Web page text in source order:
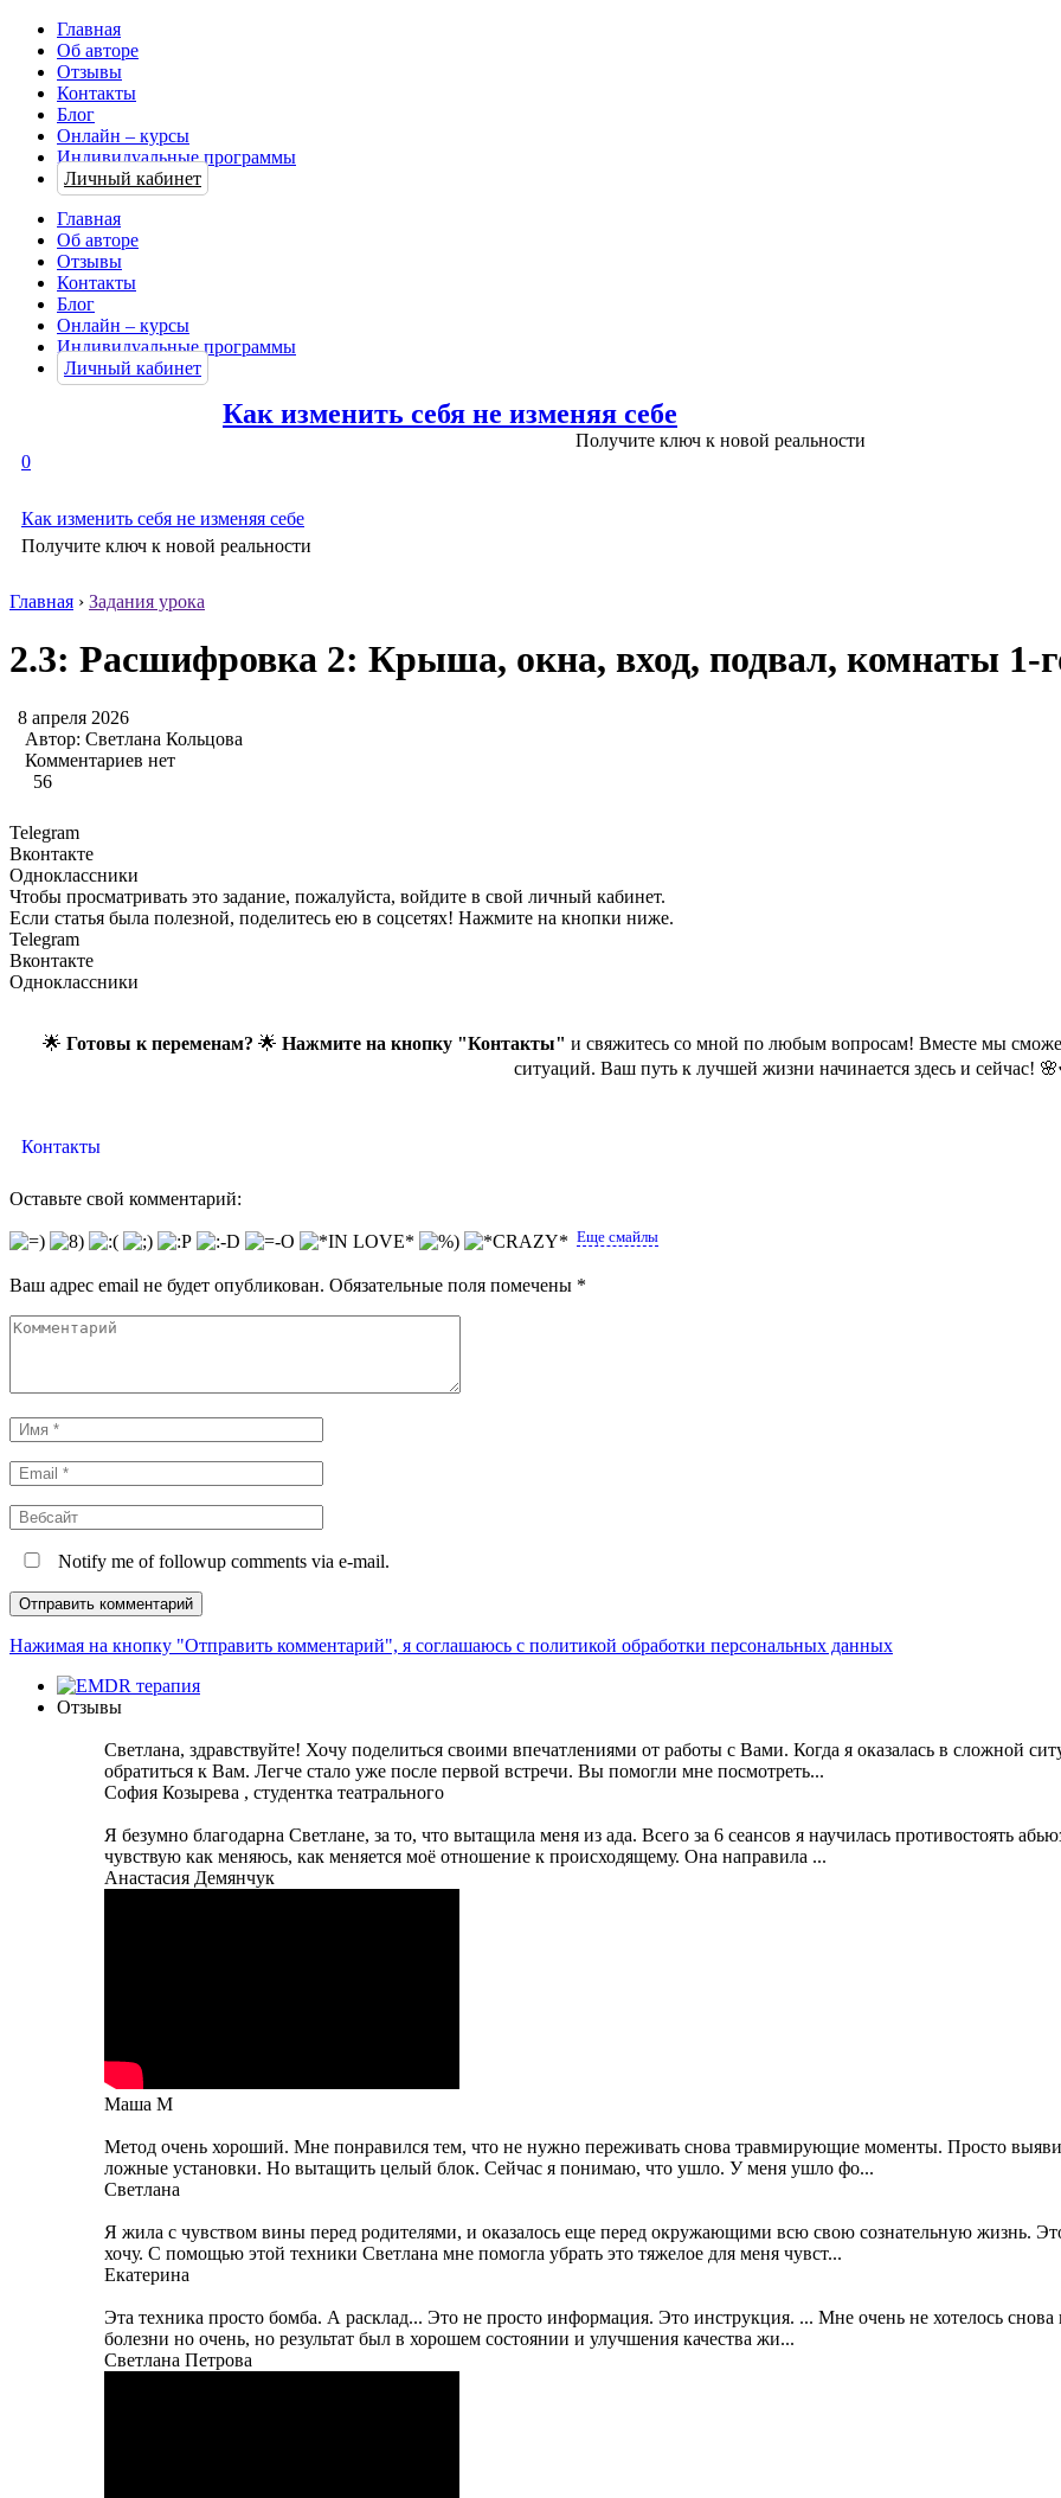
Главная
Об авторе
Отзывы
Контакты
Блог
Онлайн – курсы
Индивидуальные программы
Личный кабинет
Главная
Об авторе
Отзывы
Контакты
Блог
Онлайн – курсы
Индивидуальные программы
Личный кабинет
Как изменить себя не изменяя себе
Получите ключ к новой реальности
0
Как изменить себя не изменяя себе
Получите ключ к новой реальности
Главная › Задания урока
2.3: Расшифровка 2: Крыша, окна, вход, подвал, комнаты 1-
8 апреля 2026
Автор: Светлана Кольцова
Комментариев нет
56
Telegram
Вконтакте
Одноклассники
Чтобы просматривать это задание, пожалуйста, войдите в свой личный кабинет.
Если статья была полезной, поделитесь ею в соцсетях! Нажмите на кнопки ниже.
Telegram
Вконтакте
Одноклассники
🌟 Готовы к переменам? 🌟 Нажмите на кнопку "Контакты" и свяжитесь со мной по любым вопросам! Вместе мы
ситуаций. Ваш путь к лучшей жизни начинается здесь и сейчас!
Контакты
Оставьте свой комментарий:
Еще смайлы
Ваш адрес email не будет опубликован. Обязательные поля помечены *
Комментарий
Имя
*
Email
*
Вебсайт
Notify me of followup comments via e-mail.
Нажимая на кнопку "Отправить комментарий", я соглашаюсь с политикой обработки персональных данных
Отзывы
Светлана, здравствуйте! Хочу поделиться своими впечатлениями от работы с Вами. Когда я оказалась в сложной
обратиться к Вам. Легче стало уже после первой встречи. Вы помогли мне посмотреть...
София Козырева , студентка театрального
Я безумно благодарна Светлане, за то, что вытащила меня из ада. Всего за 6 сеансов я научилась противостоять
чувствую как меняюсь, как меняется моё отношение к происходящему. Она направила ...
Анастасия Демянчук
Маша М
Метод очень хороший. Мне понравился тем, что не нужно переживать снова травмирующие моменты. Просто
ложные установки. Но вытащить целый блок. Сейчас я понимаю, что ушло. У меня ушло фо...
Светлана
Я жила с чувством вины перед родителями, и оказалось еще перед окружающими всю свою сознательную жизнь.
хочу. С помощью этой техники Светлана мне помогла убрать это тяжелое для меня чувст...
Екатерина
Эта техника просто бомба. А расклад... Это не просто информация. Это инструкция. ... Мне очень не хотелось
болезни но очень, но результат был в хорошем состоянии и улучшения качества жи...
Светлана Петрова